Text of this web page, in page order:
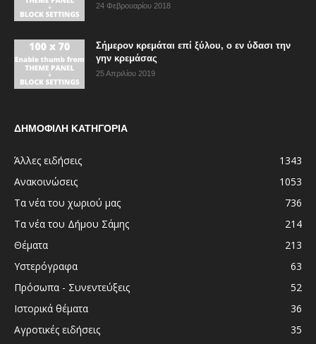
24 Φεβρουαρίου 2018
Σήμερον κρεμάται επί ξύλου, ο εν ύδασι την
γην κρεμάσας
25 Απριλίου 2019
ΔΗΜΟΦΙΛΗ ΚΑΤΗΓΟΡΙΑ
Άλλες ειδήσεις
1343
Ανακοινώσεις
1053
Τα νέα του χωριού μας
736
Τα νέα του Δήμου Σάμης
214
Θέματα
213
Υστερόγραφα
63
Πρόσωπα - Συνεντεύξεις
52
Ιστορικά θέματα
36
Αγροτικές ειδήσεις
35